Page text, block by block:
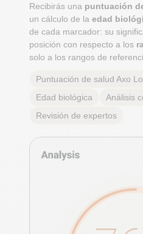
Recibirás una puntuación
un cálculo de laedad
de cada marcador: su
posición con respecto a los
solo a los rangos de
Puntuación de salud Axo
Edad biológica
Análisis
Revisión de expertos